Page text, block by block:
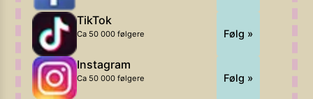
TikTok
Ca 50 000 følgere Følg »
Instagram
Ca 50 000 følgere Følg »